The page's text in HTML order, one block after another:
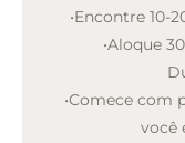
•Encontre 10-
•Aloque
•Comece com
você